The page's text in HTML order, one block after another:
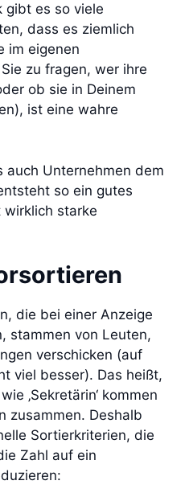
gibt es so viele
dass es ziemlich
im eigenen
zu fragen, wer ihre
ob sie in Deinem
ist eine wahre
auch Unternehmen dem
so ein gutes
starke
die bei einer Anzeige
stammen von Leuten,
verschicken (auf
viel besser). Das heißt,
‚Sekretärin‘ kommen
zusammen. Deshalb
Sortierkriterien, die
Zahl auf ein